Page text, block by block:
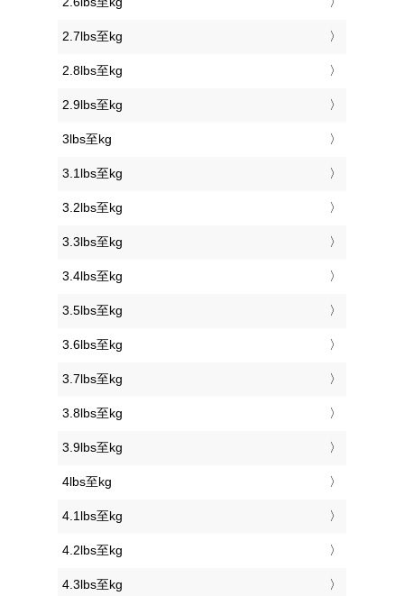
2.7lbs至kg
2.8lbs至kg
2.9lbs至kg
3lbs至kg
3.1lbs至kg
3.2lbs至kg
3.3lbs至kg
3.4lbs至kg
3.5lbs至kg
3.6lbs至kg
3.7lbs至kg
3.8lbs至kg
3.9lbs至kg
4lbs至kg
4.1lbs至kg
4.2lbs至kg
4.3lbs至kg